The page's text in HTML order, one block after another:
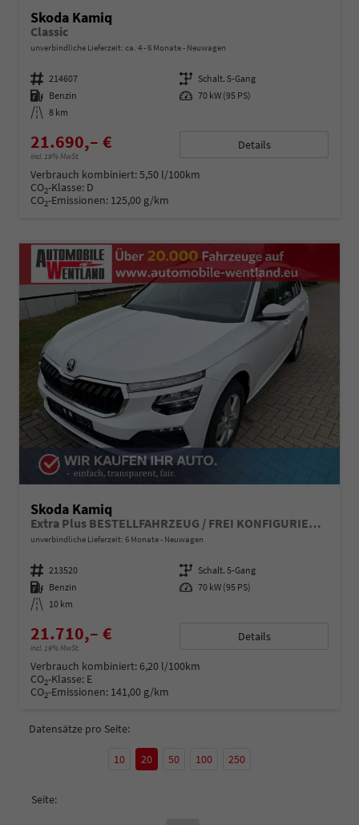
Skoda Kamiq
Classic
unverbindliche Lieferzeit: ca. 4 - 6 Monate Neuwagen
Fahrzeugnummer 214607 Getriebe Schalt. 5-Gang
Kraftstoff Benzin Leistung 70 kW (95 PS)
Kilometerstand 8 km
21.690,– €
incl. 19% MwSt.
Details
Verbrauch kombiniert:5,50 l/100km
CO2-Klasse: D
CO2-Emissionen: 125,00 g/km
Skoda Kamiq
Extra Plus BESTELLFAHRZEUG / FREI KONFIGURIERBAR
unverbindliche Lieferzeit: 6 Monate Neuwagen
Fahrzeugnummer 213520 Getriebe Schalt. 5-Gang
Kraftstoff Benzin Leistung 70 kW (95 PS)
Kilometerstand 10 km
21.710,– €
incl. 19% MwSt.
Details
Verbrauch kombiniert:6,20 l/100km
CO2-Klasse: E
CO2-Emissionen: 141,00 g/km
Datensätze pro Seite:
10 20 50 100 250
Seite: